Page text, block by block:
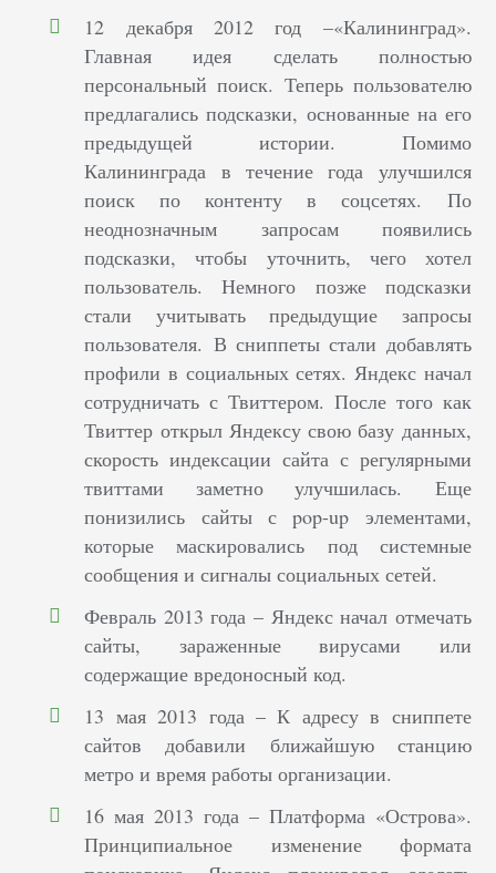
12 декабря 2012 год –«Калининград».
Главная идея сделать полностью
персональный поиск. Теперь пользователю
предлагались подсказки, основанные на его
предыдущей истории. Помимо
Калининграда в течение года улучшился
поиск по контенту в соцсетях. По
неоднозначным запросам появились
подсказки, чтобы уточнить, чего хотел
пользователь. Немного позже подсказки
стали учитывать предыдущие запросы
пользователя. В сниппеты стали добавлять
профили в социальных сетях. Яндекс начал
сотрудничать с Твиттером. После того как
Твиттер открыл Яндексу свою базу данных,
скорость индексации сайта с регулярными
твиттами заметно улучшилась. Еще
понизились сайты с pop-up элементами,
которые маскировались под системные
сообщения и сигналы социальных сетей.
Февраль 2013 года – Яндекс начал отмечать
сайты, зараженные вирусами или
содержащие вредоносный код.
13 мая 2013 года – К адресу в сниппете
сайтов добавили ближайшую станцию
метро и время работы организации.
16 мая 2013 года – Платформа «Острова».
Принципиальное изменение формата